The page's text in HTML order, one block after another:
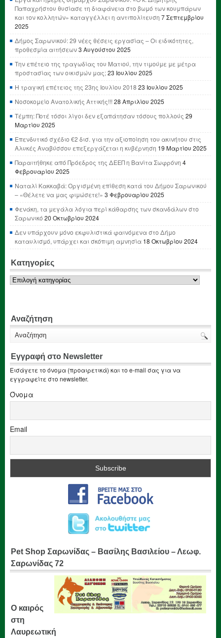
Παπαχρήστου θυσίασε τη διαφάνεια στο βωμό των κουμπάρων
και τον κολλητών» καταγγέλλει η αντιπολίτευση 7 Σεπτεμβρίου
2025
Δήμος Σαρωνικού: 29 νέες θέσεις εργασίας – Οι ειδικότητες,
προθεσμία αιτήσεων3 Αυγούστου 2025
Την επέτειο της τραγωδίας του Ματιού, την τιμούμε με μέτρα
προστασίας των οικισμών μας;23 Ιουλίου 2025
Η τραγική επέτειος της 23ης Ιουλίου 2018 23 Ιουλίου 2025
Νοσοκομείο Ανατολικής Αττικής!!! 28 Απριλίου 2025
Τέμπη: Ποτέ τόσοι λίγοι δεν εξαπάτησαν τόσους πολλούς 29
Μαρτίου 2025
Επενδυτικό σχέδιο €2 δισ. για την αξιοποίηση του ακινήτου στις
Αλυκές Αναβύσσου επεξεργάζεται η κυβέρνηση 19 Μαρτίου 2025
Παραιτήθηκε από Πρόεδρος της ΔΕΕΠ η Βανίτα Σωφρόνη 4
Φεβρουαρίου 2025
Ναταλί Κακκαβά: Οργισμένη επίθεση κατά του Δήμου Σαρωνικού
– «Θέλετε να μας φιμώσετε!» 3 Φεβρουαρίου 2025
Φενάκη, τα μεγάλα λόγια περί κάθαρσης των σκανδάλων στο
Σαρωνικό 20 Οκτωβρίου 2024
Δεν υπάρχουν μόνο εκφυλιστικά φαινόμενα στο Δήμο
καταυλισμό, υπάρχει και σκόπιμη αμνησία 18 Οκτωβρίου 2024
Κατηγορίες
Κατηγορίες
Αναζήτηση
Εγγραφή στο Newsletter
Εισάγετε το όνομα (προαιρετικά) και το e-mail σας για να
εγγραφείτε στο newsletter.
Όνομα
Email
Pet Shop Σαρωνίδας – Βασίλης Βασιλείου – Λεωφ.
Σαρωνίδας 72
Ο καιρός
στη
Λαυρεωτική